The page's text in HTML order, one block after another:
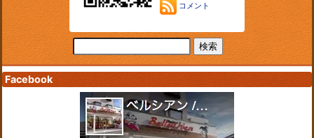
コメント
Facebook